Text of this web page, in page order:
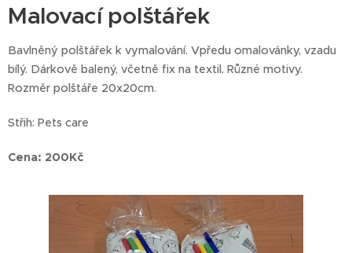
Malovací polštářek
Bavlněný polštářek k vymalování. Vpředu omalovánky, vzadu
bílý. Dárkově balený, včetně fix na textil. Různé motivy.
Rozměr polštáře 20x20cm.
Střih: Pets care
Cena: 200Kč